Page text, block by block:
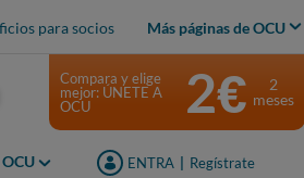
para socios Más páginas de OCU
ENTRA Regístrate
Compara y elige
mejor: ÚNETE A
OCU
2€
2
meses